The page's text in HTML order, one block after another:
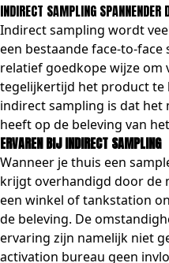
INDIRECT SAMPLING SPANNENDER
Indirect sampling wordt
een bestaande face-to-face
relatief goedkope wijze om
tegelijkertijd het product te
indirect sampling is dat het
heeft op de beleving van
ERVAREN BIJ INDIRECT SAMPLING
Wanneer je thuis een
krijgt overhandigd door de
een winkel of tankstation
de beleving. De
ervaring zijn namelijk niet
activation bureau geen